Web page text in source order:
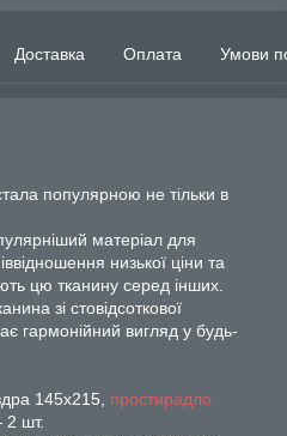
Доставка Оплата Умови
популярною не тільки в
матеріал для
низької ціни та
цю тканину серед інших.
зі стовідсоткової
гармонійний вигляд у будь-
145х215, простирадло
2 шт.